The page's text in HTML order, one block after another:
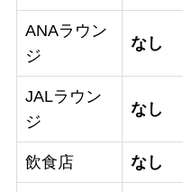
ANAラウン
ジ
なし
JALラウン
ジ
なし
飲食店 なし